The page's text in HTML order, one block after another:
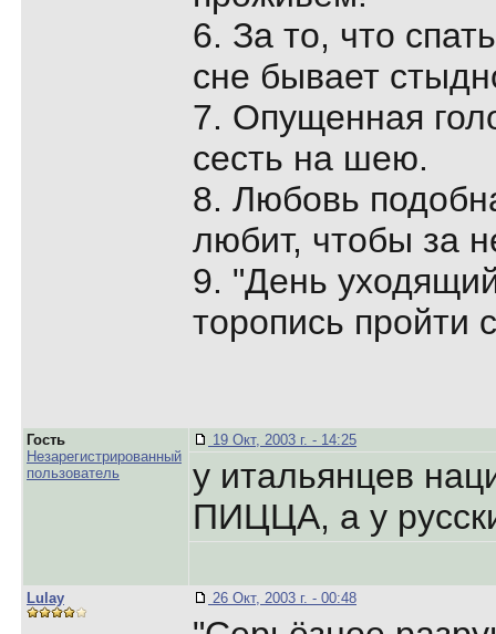
6. За то, что
сне бывает
7. Опущенная
сесть на шею.
8. Любовь
любит, чтобы за
9. "День
торопись пройти
Гость
Незарегистрированный
пользователь
19 Окт, 2003 г. - 14:25
у итальянцев
ПИЦЦА, а у
Lulay 26 Окт, 2003 г. - 00:48